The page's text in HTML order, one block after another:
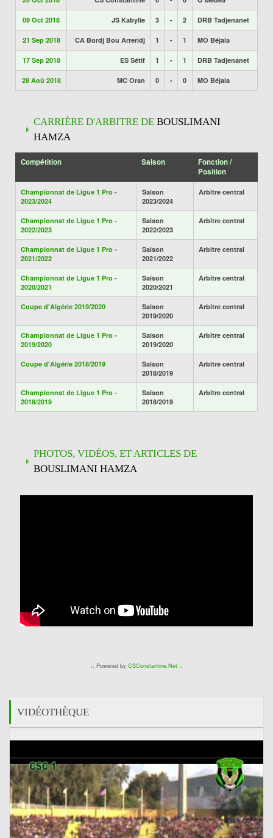
09 Oct 2018 JS Kabylie 3 - 2 DRB Tadjenanet
21 Sep 2018 CA Bordj Bou Arreridj 1 - 1 MO Béjaia
17 Sep 2018 ES Sétif 1 - 1 DRB Tadjenanet
28 Aoû 2018 MC Oran 0 - 0 MO Béjaia
CARRIÈRE D'ARBITRE DE BOUSLIMANI
HAMZA
Compétition Saison
Fonction /
Position
Championnat de Ligue 1 Pro -
2023/2024
Saison
2023/2024
Arbitre central
Championnat de Ligue 1 Pro -
2022/2023
Saison
2022/2023
Arbitre central
Championnat de Ligue 1 Pro -
2021/2022
Saison
2021/2022
Arbitre central
Championnat de Ligue 1 Pro -
2020/2021
Saison
2020/2021
Arbitre central
Coupe d'Algérie 2019/2020
Saison
2019/2020
Arbitre central
Championnat de Ligue 1 Pro -
2019/2020
Saison
2019/2020
Arbitre central
Coupe d'Algérie 2018/2019
Saison
2018/2019
Arbitre central
Championnat de Ligue 1 Pro -
2018/2019
Saison
2018/2019
Arbitre central
PHOTOS, VIDÉOS, ET ARTICLES DE
BOUSLIMANI HAMZA
:: Powered by CSConstantine.Net::
VIDÉOTHÈQUE